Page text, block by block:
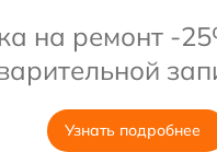
на ремонт -
Узнать подробнее